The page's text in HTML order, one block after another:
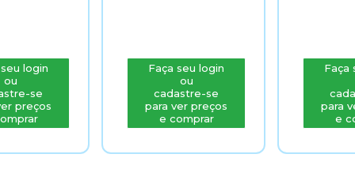
login
ou
se
preços
Faça seu login
ou
cadastre-se
para ver preços
e comprar
Faça
para
e